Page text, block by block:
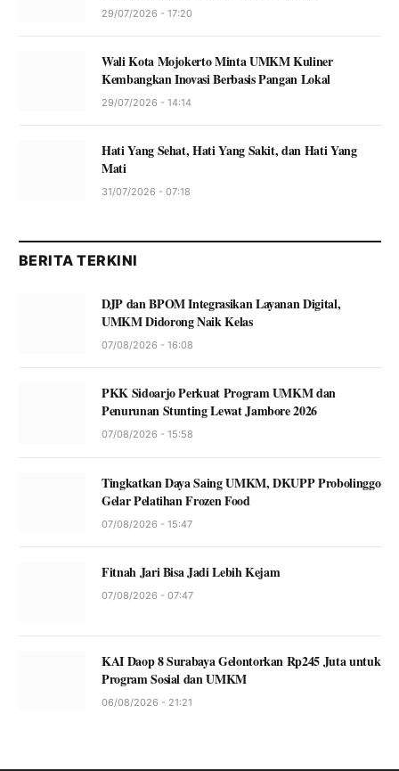
29/07/2026 - 17:20
Wali Kota Mojokerto Minta UMKM Kuliner
Kembangkan Inovasi Berbasis Pangan Lokal
29/07/2026 - 14:14
Hati Yang Sehat, Hati Yang Sakit, dan Hati Yang
Mati
31/07/2026 - 07:18
BERITA TERKINI
DJP dan BPOM Integrasikan Layanan Digital,
UMKM Didorong Naik Kelas
07/08/2026 - 16:08
PKK Sidoarjo Perkuat Program UMKM dan
Penurunan Stunting Lewat Jambore 2026
07/08/2026 - 15:58
Tingkatkan Daya Saing UMKM, DKUPP Probolinggo
Gelar Pelatihan Frozen Food
07/08/2026 - 15:47
Fitnah Jari Bisa Jadi Lebih Kejam
07/08/2026 - 07:47
KAI Daop 8 Surabaya Gelontorkan Rp245 Juta untuk
Program Sosial dan UMKM
06/08/2026 - 21:21